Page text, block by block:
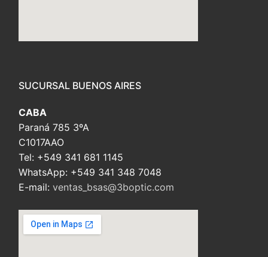
SUCURSAL BUENOS AIRES
CABA
Paraná 785 3ºA
C1017AAO
Tel: +549 341 681 1145
WhatsApp: +549 341 348 7048
E-mail: ventas_bsas@3boptic.com